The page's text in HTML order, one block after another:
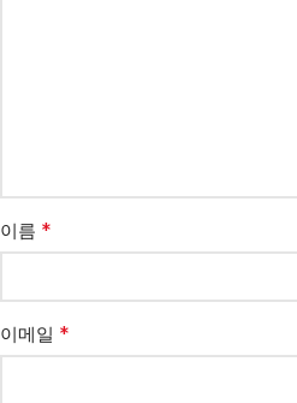
이름 *
이메일 *